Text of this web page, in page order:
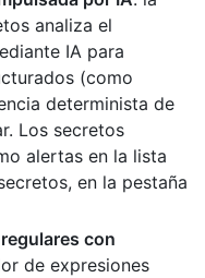
analiza el
IA para
(como
determinista de
Los secretos
alertas en la lista
en la pestaña
con
de expresiones